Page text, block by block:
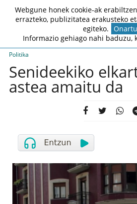
Politika
Senideekiko
astea amaitu da
Webgune honek cookie-ak
errazteko, publizitatea erakusteko
egiteko. Onartu
Informazio gehiago nahi baduzu,